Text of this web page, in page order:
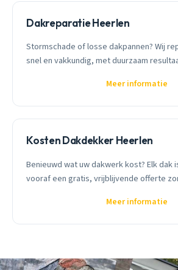
Dakreparatie Heerlen
Stormschade of losse dakpannen? Wij
snel en vakkundig, met duurzaam
Meer informatie
Kosten Dakdekker Heerlen
Benieuwd wat uw dakwerk kost? Elk dak
vooraf een gratis, vrijblijvende offerte
Meer informatie